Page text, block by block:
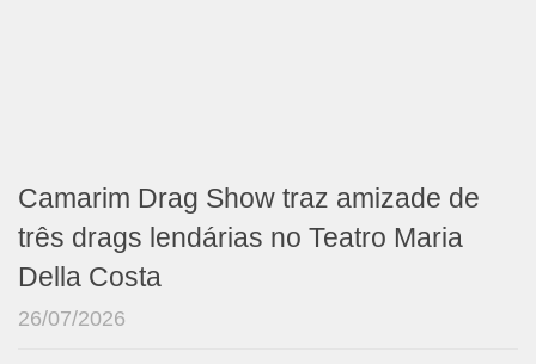
Camarim Drag Show traz amizade de
três drags lendárias no Teatro Maria
Della Costa
26/07/2026